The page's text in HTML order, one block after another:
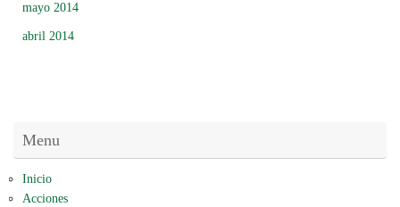
mayo 2014
abril 2014
Menu
Inicio
Acciones